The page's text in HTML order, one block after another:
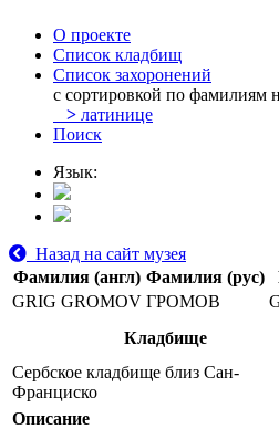
О проекте
Список кладбищ
Список захоронений
с сортировкой по фамилиям
> латинице
Поиск
Язык:
Назад на сайт музея
Фамилия (англ) Фамилия (рус)
GRIG GROMOV ГРОМОВ
Кладбище
Сербское кладбище близ Сан-
Франциско
Описание